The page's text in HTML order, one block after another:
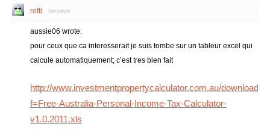
retti Membre
aussie06 wrote:
pour ceux que ca interesserait je suis tombe sur un tableur excel qui
calcule automatiquement; c’est tres bien fait
http://www.investmentpropertycalculator.com.au/
f=Free-Australia-Personal-Income-Tax-Calculator-
v1.0.2011.xls